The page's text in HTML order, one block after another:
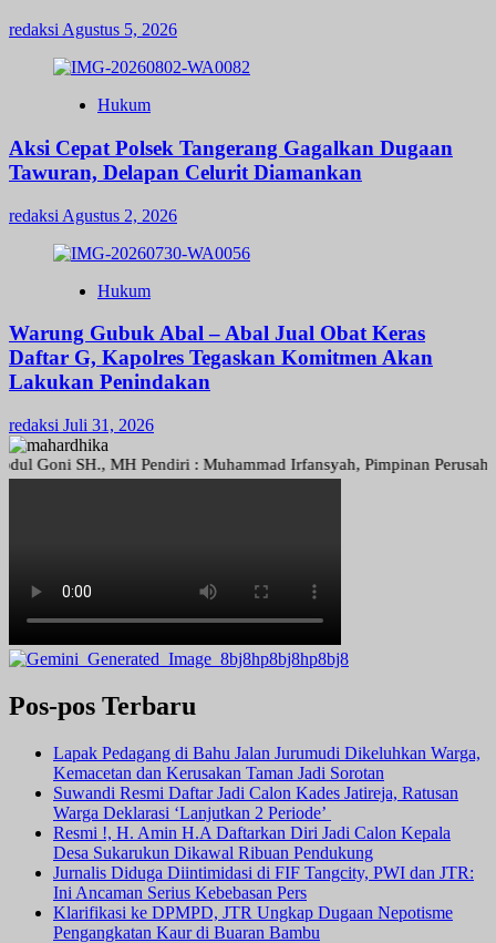
redaksi Agustus 5, 2026
Hukum
Aksi Cepat Polsek Tangerang Gagalkan Dugaan
Tawuran, Delapan Celurit Diamankan
redaksi Agustus 2, 2026
Hukum
Warung Gubuk Abal – Abal Jual Obat Keras
Daftar G, Kapolres Tegaskan Komitmen Akan
Lakukan Penindakan
redaksi Juli 31, 2026
Goni SH., MH Pendiri : Muhammad Irfansyah, Pimpinan
Pos-pos Terbaru
Lapak Pedagang di Bahu Jalan Jurumudi Dikeluhkan Warga,
Kemacetan dan Kerusakan Taman Jadi Sorotan
Suwandi Resmi Daftar Jadi Calon Kades Jatireja, Ratusan
Warga Deklarasi ‘Lanjutkan 2 Periode’
Resmi !, H. Amin H.A Daftarkan Diri Jadi Calon Kepala
Desa Sukarukun Dikawal Ribuan Pendukung
Jurnalis Diduga Diintimidasi di FIF Tangcity, PWI dan JTR:
Ini Ancaman Serius Kebebasan Pers
Klarifikasi ke DPMPD, JTR Ungkap Dugaan Nepotisme
Pengangkatan Kaur di Buaran Bambu